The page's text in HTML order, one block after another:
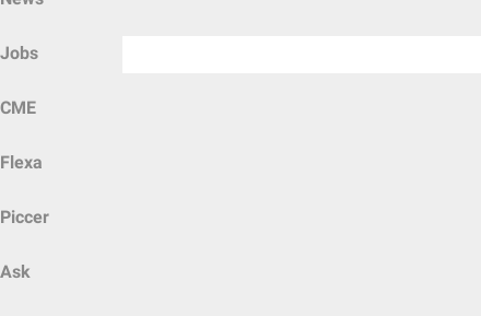
Jobs
CME
Flexa
Piccer
Ask